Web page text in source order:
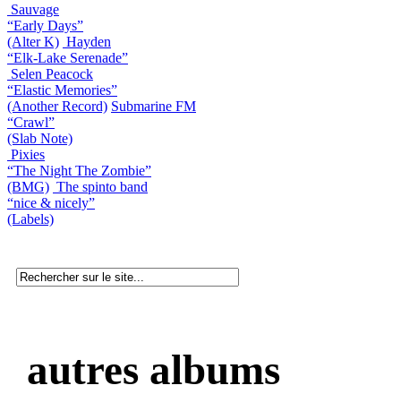
Sauvage
“Early Days”
(Alter K) Hayden
“Elk-Lake Serenade”
Selen Peacock
“Elastic Memories”
(Another Record) Submarine FM
“Crawl”
(Slab Note)
Pixies
“The Night The Zombie”
(BMG) The spinto band
“nice & nicely”
(Labels)
autres albums